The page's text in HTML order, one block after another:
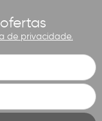
de privacidade.